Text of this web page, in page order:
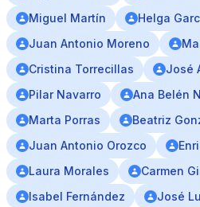
Miguel Martín
Helga
Juan Antonio Moreno
Cristina Torrecillas
José
Pilar Navarro
Ana Belén
Marta Porras
Beatriz
Juan Antonio Orozco
Laura Morales
Carmen
Isabel Fernández
José